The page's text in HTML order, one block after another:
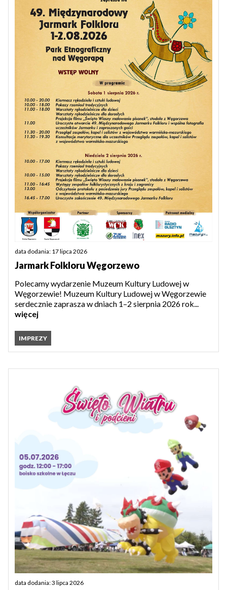
data dodania: 17 lipca 2026
Jarmark Folkloru Węgorzewo
Polecamy wydarzenie Muzeum Kultury Ludowej w
Węgorzewie! Muzeum Kultury Ludowej w Węgorzewie
serdecznie zaprasza w dniach 1–2 sierpnia 2026 rok...
więcej
IMPREZY
data dodania: 3 lipca 2026